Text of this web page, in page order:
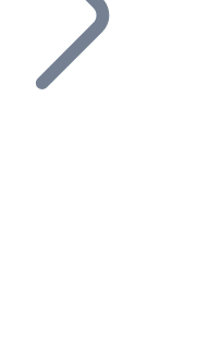
e comercialize
ao nosso serviço de